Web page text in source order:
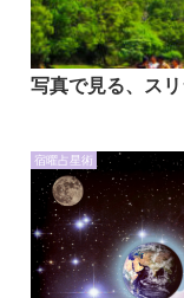
写真で見る、ス
宿曜占星術